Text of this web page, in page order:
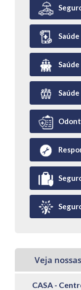
Veja
CASA -